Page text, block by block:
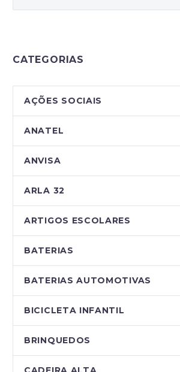
CATEGORIAS
AÇÕES SOCIAIS
ANATEL
ANVISA
ARLA 32
ARTIGOS ESCOLARES
BATERIAS
BATERIAS AUTOMOTIVAS
BICICLETA INFANTIL
BRINQUEDOS